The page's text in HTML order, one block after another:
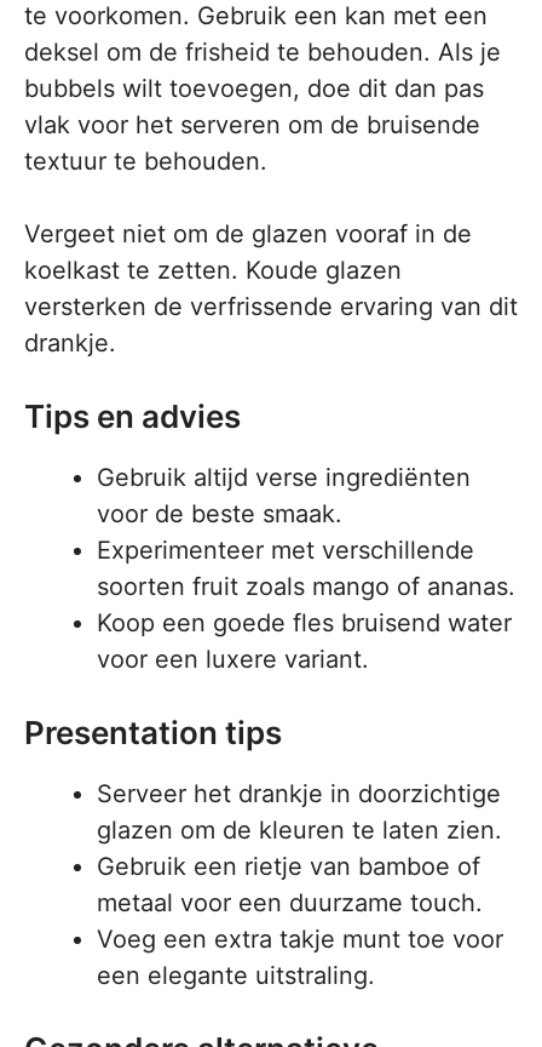
te voorkomen. Gebruik een kan met een
deksel om de frisheid te behouden. Als je
bubbels wilt toevoegen, doe dit dan pas
vlak voor het serveren om de bruisende
textuur te behouden.
Vergeet niet om de glazen vooraf in de
koelkast te zetten. Koude glazen
versterken de verfrissende ervaring van dit
drankje.
Tips en advies
Gebruik altijd verse ingrediënten
voor de beste smaak.
Experimenteer met verschillende
soorten fruit zoals mango of ananas.
Koop een goede fles bruisend water
voor een luxere variant.
Presentation tips
Serveer het drankje in doorzichtige
glazen om de kleuren te laten zien.
Gebruik een rietje van bamboe of
metaal voor een duurzame touch.
Voeg een extra takje munt toe voor
een elegante uitstraling.